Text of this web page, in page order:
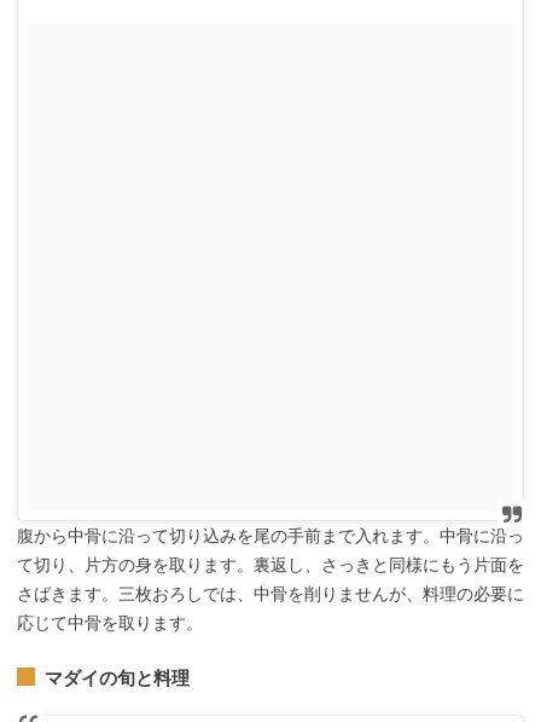
腹から中骨に沿って切り込みを尾の手前まで入れます。中骨に沿っ
て切り、片方の身を取ります。裏返し、さっきと同様にもう片面を
さばきます。三枚おろしでは、中骨を削りませんが、料理の必要に
応じて中骨を取ります。
マダイの旬と料理